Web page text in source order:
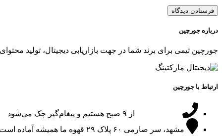
درباره جورچین
جورچین تیمی برای برند شما در جهت بازاریابی دیجیتال، تولید
ارتباط با جورچین
از ۹ صبح هستیم و پیغام‌گیر چک می‌شود
مشهد، سر صارمی ۶۰ پلاک ۲۹
قهوه ما همیشه آماده